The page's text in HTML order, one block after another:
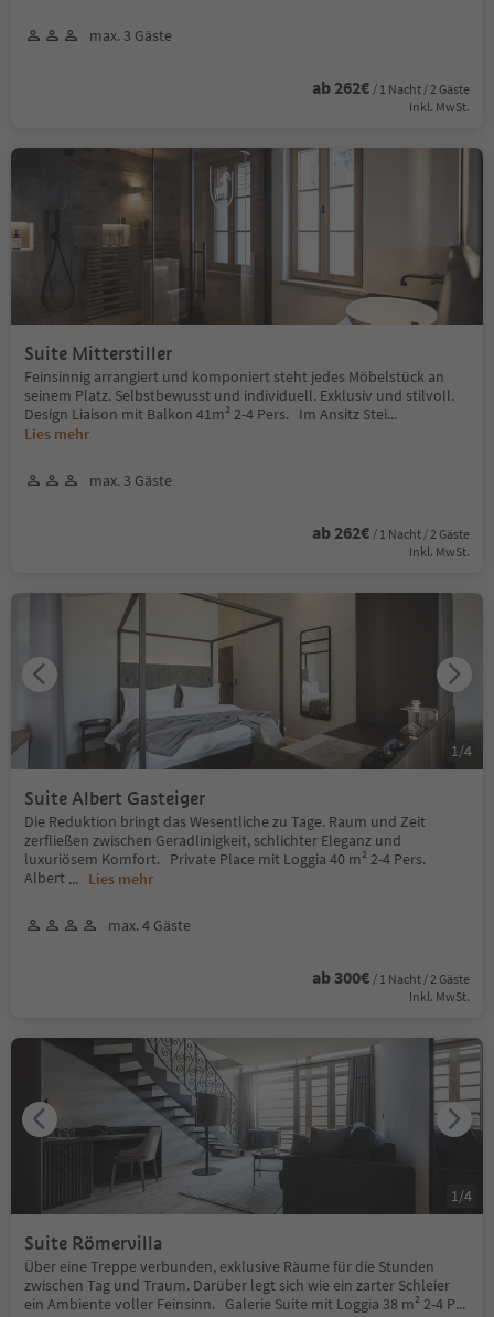
max. 3 Gäste
ab 262€ / 1 Nacht / 2 Gäste
Inkl. MwSt.
Suite Mitterstiller
Feinsinnig arrangiert und komponiert steht jedes Möbelstück an
seinem Platz. Selbstbewusst und individuell. Exklusiv und stilvoll.
Design Liaison mit Balkon 41m² 2-4 Pers. Im Ansitz Stei...
Lies mehr
max. 3 Gäste
ab 262€ / 1 Nacht / 2 Gäste
Inkl. MwSt.
Suite Albert Gasteiger
Die Reduktion bringt das Wesentliche zu Tage. Raum und Zeit
zerfließen zwischen Geradlinigkeit, schlichter Eleganz und
luxuriösem Komfort. Private Place mit Loggia 40 m² 2-4 Pers.
Albert ... Lies mehr
max. 4 Gäste
ab 300€ / 1 Nacht / 2 Gäste
Inkl. MwSt.
1 /4
Suite Römervilla
Über eine Treppe verbunden, exklusive Räume für die Stunden
zwischen Tag und Traum. Darüber legt sich wie ein zarter Schleier
ein Ambiente voller Feinsinn. Galerie Suite mit Loggia 38 m² 2-4 P...
1 /4